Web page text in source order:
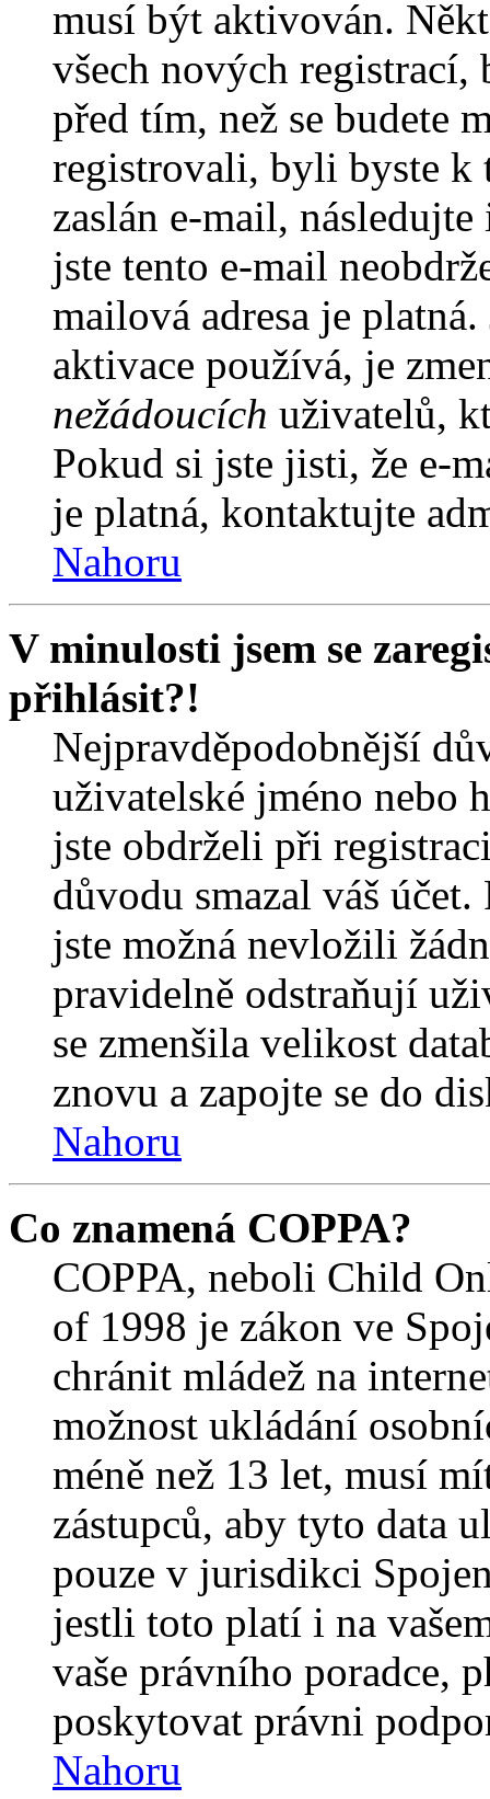
musí být aktivován.
všech nových
před tím, než se budete
registrovali, byli byste k
zaslán e-mail,
jste tento e-mail
mailová adresa je
aktivace používá, je
nežádoucích uživatelů,
Pokud si jste jisti, že e-
je platná, kontaktujte
Nahoru
V minulosti jsem se
přihlásit?!
Nejpravděpodobnější
uživatelské jméno nebo
jste obdrželi při
důvodu smazal váš
jste možná nevložili
pravidelně odstraňují
se zmenšila velikost
znovu a zapojte se do
Nahoru
Co znamená COPPA?
COPPA, neboli Child
of 1998 je zákon ve
chránit mládež na
možnost ukládání
méně než 13 let, musí
zástupců, aby tyto data
pouze v jurisdikci
jestli toto platí i na
vaše právního poradce,
poskytovat právni
Nahoru